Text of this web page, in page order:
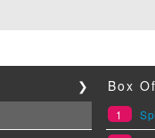
❯ Box
1